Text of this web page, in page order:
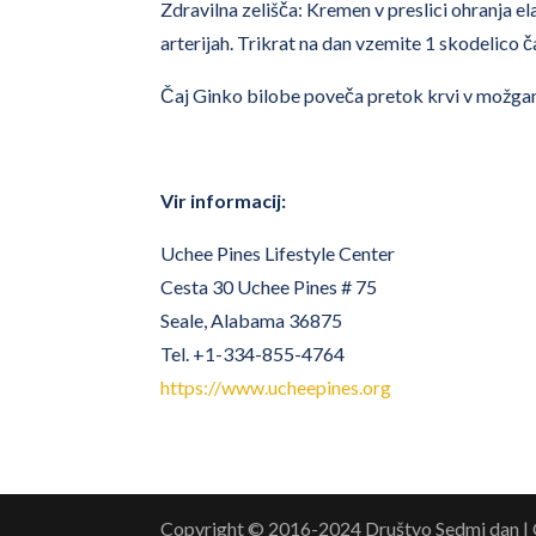
Zdravilna zelišča: Kremen v preslici ohranja
arterijah. Trikrat na dan vzemite 1 skodelico
Čaj Ginko bilobe poveča pretok krvi v
Vir informacij:
Uchee Pines Lifestyle Center
Cesta 30 Uchee Pines # 75
Seale, Alabama 36875
Tel. +1-334-855-4764
https://www.ucheepines.org
Copyright © 2016-2024 Društvo Sedmi dan